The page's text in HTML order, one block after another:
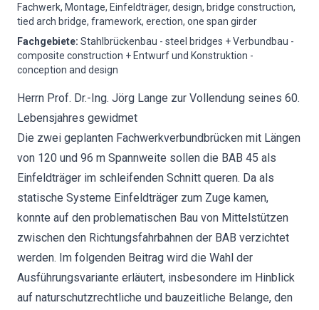
Fachwerk, Montage, Einfeldträger, design, bridge construction,
tied arch bridge, framework, erection, one span girder
Fachgebiete: Stahlbrückenbau - steel bridges + Verbundbau -
composite construction + Entwurf und Konstruktion -
conception and design
Herrn Prof. Dr.-Ing. Jörg Lange zur Vollendung seines 60.
Lebensjahres gewidmet
Die zwei geplanten Fachwerkverbundbrücken mit Längen
von 120 und 96 m Spannweite sollen die BAB 45 als
Einfeldträger im schleifenden Schnitt queren. Da als
statische Systeme Einfeldträger zum Zuge kamen,
konnte auf den problematischen Bau von Mittelstützen
zwischen den Richtungsfahrbahnen der BAB verzichtet
werden. Im folgenden Beitrag wird die Wahl der
Ausführungsvariante erläutert, insbesondere im Hinblick
auf naturschutzrechtliche und bauzeitliche Belange, den